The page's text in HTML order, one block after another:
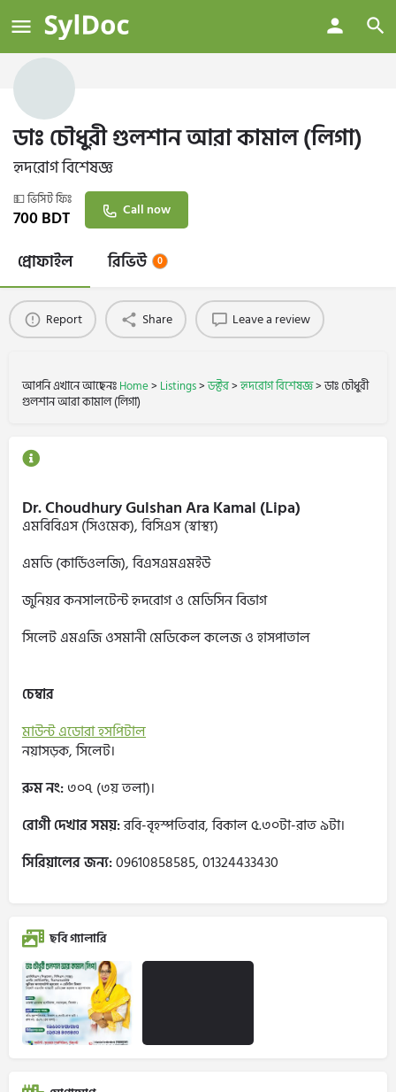
ডাঃ চৌধুরী গুলশান আরা কামাল (লিগা)
হৃদরোগ বিশেষজ্ঞ
💵 ভিসিট ফিঃ
700BDT Call now
প্রোফাইল রিভিউ 0
Report Share Leave a review
আপনি এখানে আছেনঃHome> Listings>ডক্টর>হৃদরোগ বিশেষজ্ঞ>ডাঃ চৌধুরী
গুলশান আরা কামাল (লিগা)
Dr. Choudhury Gulshan Ara Kamal (Lipa)
এমবিবিএস (সিওমেক), বিসিএস (স্বাস্থ্য)
এমডি (কার্ডিওলজি), বিএসএমএমইউ
জুনিয়র কনসালটেন্ট হৃদরোগ ও মেডিসিন বিভাগ
সিলেট এমএজি ওসমানী মেডিকেল কলেজ ও হাসপাতাল
চেম্বার
মাউন্ট এডোরা হসপিটাল
নয়াসড়ক, সিলেট।
রুম নং:৩০৭ (৩য় তলা)।
রোগী দেখার সময়:রবি-বৃহস্পতিবার, বিকাল ৫.৩০টা-রাত ৯টা।
সিরিয়ালের জন্য:09610858585, 01324433430
ছবি গ্যালারি